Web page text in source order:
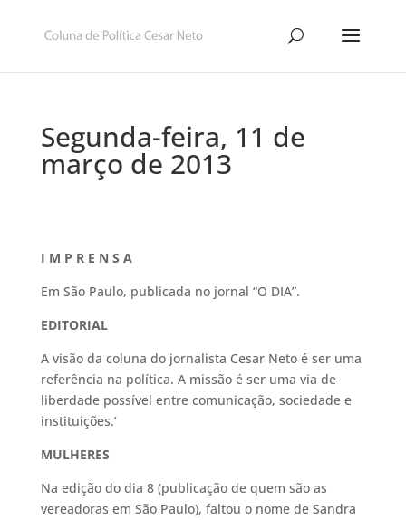
Segunda-feira, 11 de
março de 2013
I M P R E N S A
Em São Paulo, publicada no jornal “O DIA”.
EDITORIAL
A visão da coluna do jornalista Cesar Neto é ser uma
referência na política. A missão é ser uma via de
liberdade possível entre comunicação, sociedade e
instituições.’
MULHERES
Na edição do dia 8 (publicação de quem são as
vereadoras em São Paulo), faltou o nome de Sandra